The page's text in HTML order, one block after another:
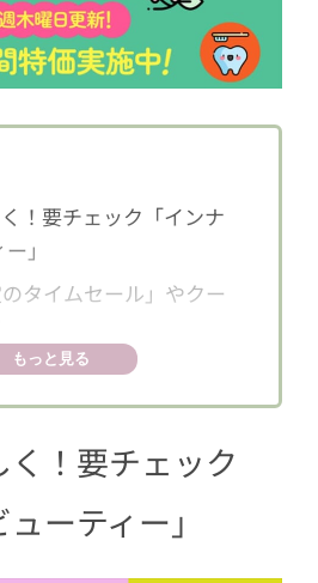
！要チェック「インナ
」
のタイムセール」やクー
もっと見る
！要チェック
ーティー」